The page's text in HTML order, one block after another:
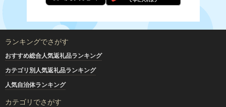
ランキングでさがす
おすすめ総合人気返礼品ランキング
カテゴリ別人気返礼品ランキング
人気自治体ランキング
カテゴリでさがす